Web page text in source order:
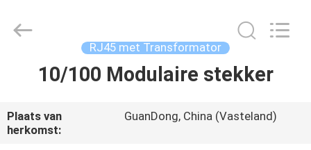
HUIS
PRODUCTEN
RJ45 met Transformator
10/100 Modulaire stekker
Plaats van
herkomst:
GuanDong, China (Vasteland)